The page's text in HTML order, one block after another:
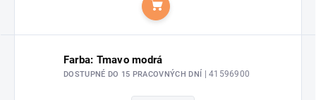
Do košíka
Farba: Tmavo modrá
DOSTUPNÉ DO 15 PRACOVNÝCH DNÍ | 41596900